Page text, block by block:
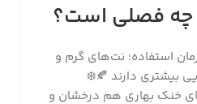
چه فصلی است؟
استفاده؛ نت‌های گرم و
بیشتری دارند 🍂❄️
خنک بهاری هم درخشان و